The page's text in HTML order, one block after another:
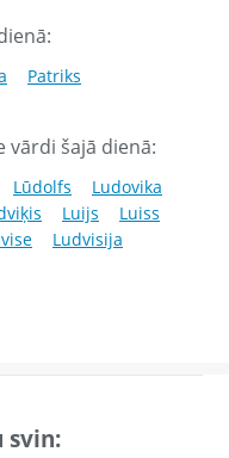
Patriks
vārdi šajā dienā:
Lūdolfs
Ludovika
Luijs
Luiss
Ludvisija
svin: